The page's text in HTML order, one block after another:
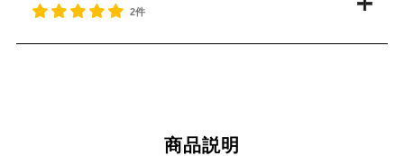
2件
商品説明